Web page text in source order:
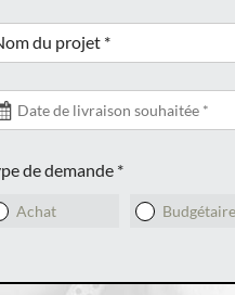
du projet *
de demande *
Achat Budgétaire